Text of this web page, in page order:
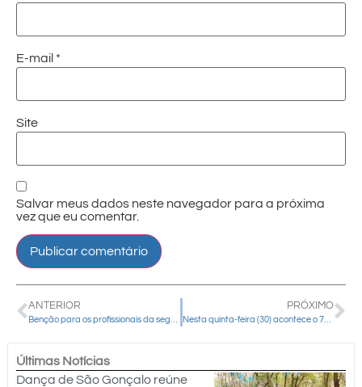
E-mail *
Site
Salvar meus dados neste navegador para a próxima
vez que eu comentar.
ANTERIOR PRÓXIMO
Nesta quinta-feira (30) acontece o 7º dia da novena da padroeira
Últimas Notícias
Dança de São Gonçalo reúne